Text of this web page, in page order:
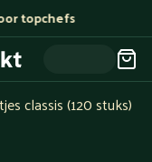
classis (120 stuks)